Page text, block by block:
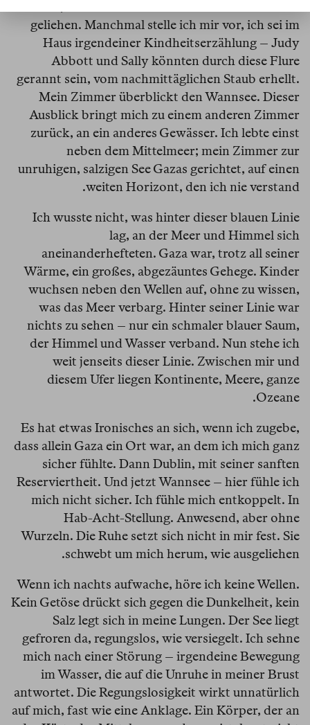
geliehen. Manchmal stelle ich mir vor, ich sei im
Haus irgendeiner Kindheitserzählung – Judy
Abbott und Sally könnten durch diese Flure
gerannt sein, vom nachmittäglichen Staub erhellt.
Mein Zimmer überblickt den Wannsee. Dieser
Ausblick bringt mich zu einem anderen Zimmer
zurück, an ein anderes Gewässer. Ich lebte einst
neben dem Mittelmeer; mein Zimmer zur
unruhigen, salzigen See Gazas gerichtet, auf einen
weiten Horizont, den ich nie verstand.
Ich wusste nicht, was hinter dieser blauen Linie
lag, an der Meer und Himmel sich
aneinanderhefteten. Gaza war, trotz all seiner
Wärme, ein großes, abgezäuntes Gehege. Kinder
wuchsen neben den Wellen auf, ohne zu wissen,
was das Meer verbarg. Hinter seiner Linie war
nichts zu sehen – nur ein schmaler blauer Saum,
der Himmel und Wasser verband. Nun stehe ich
weit jenseits dieser Linie. Zwischen mir und
diesem Ufer liegen Kontinente, Meere, ganze
Ozeane.
Es hat etwas Ironisches an sich, wenn ich zugebe,
dass allein Gaza ein Ort war, an dem ich mich ganz
sicher fühlte. Dann Dublin, mit seiner sanften
Reserviertheit. Und jetzt Wannsee – hier fühle ich
mich nicht sicher. Ich fühle mich entkoppelt. In
Hab-Acht-Stellung. Anwesend, aber ohne
Wurzeln. Die Ruhe setzt sich nicht in mir fest. Sie
schwebt um mich herum, wie ausgeliehen.
Wenn ich nachts aufwache, höre ich keine Wellen.
Kein Getöse drückt sich gegen die Dunkelheit, kein
Salz legt sich in meine Lungen. Der See liegt
gefroren da, regungslos, wie versiegelt. Ich sehne
mich nach einer Störung – irgendeine Bewegung
im Wasser, die auf die Unruhe in meiner Brust
antwortet. Die Regungslosigkeit wirkt unnatürlich
auf mich, fast wie eine Anklage. Ein Körper, der an